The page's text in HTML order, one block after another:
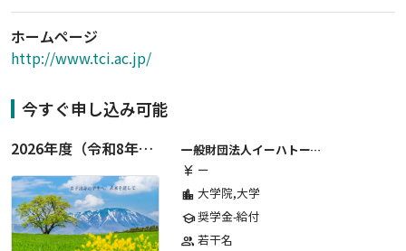
ホームページ
http://www.tci.ac.jp/
今すぐ申し込み可能
2026年度（令和8年度）第２期 一般財団法人イーハトーブ育英会奨学生募集（給付型） 日本国内及び海外の大学・大学院に自宅外通学をする学生に生活費の一部(家賃半額相当)を給付【岩手県が本籍地の大学生または大学院生対象】
一般財団法人イーハトーブ育英会
currency_yen ー
location_city 大学院,大学
school奨学金-給付
group 若干名